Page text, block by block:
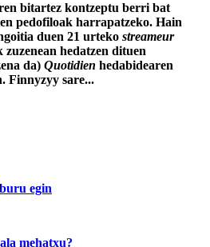
bitartez kontzeptu berri bat
pedofiloak harrapatzeko. Hain
duen 21 urteko streameur
hedatzen dituen
da) Quotidien hedabidearen
Finnyzyy sare...
egin
mehatxu?